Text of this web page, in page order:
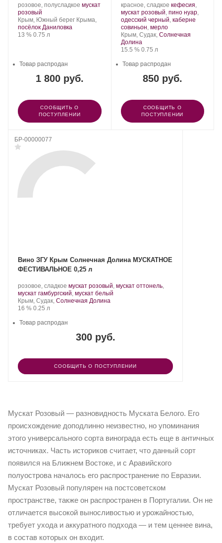
Производитель:
Шато
Ай-
Даниль.
розовое, полусладкое .
винограда:
мускат
розовый
Регион:
Крым, Южный берег Крыма,
посёлок Даниловка
Крепость
13 %. Объем
0.75 л
1 800 руб.
Товар распродан
СООБЩИТЬ О
ПОСТУПЛЕНИИ
Производитель:
Солнечная
Долина.
красное, сладкое .
Сорт
винограда:
кефесия,
мускат розовый, пино нуар,
одесский черный, каберне
совиньон, мерло.
Регион:
Крым, Судак, Солнечная
Долина
Крепость
15.5 %. Объем
0.75 л
850 руб.
Товар распродан
СООБЩИТЬ О
ПОСТУПЛЕНИИ
БР-00000077
Вино ЗГУ Крым Солнечная Долина МУСКАТНОЕ
ФЕСТИВАЛЬНОЕ 0,25 л
Производитель:
Солнечная
Долина.
розовое, сладкое .
Сорт
винограда:
мускат розовый, мускат оттонель,
мускат гамбургский, мускат белый
Регион:
Крым, Судак, Солнечная Долина
Крепость
16 %. Объем
0.25 л
300 руб.
Товар распродан
СООБЩИТЬ О ПОСТУПЛЕНИИ
Мускат Розовый — разновидность Муската Белого. Его
происхождение доподлинно неизвестно, но упоминания
этого универсального сорта винограда есть еще в античных
источниках. Часть историков считает, что данный сорт
появился на Ближнем Востоке, и с Аравийского
полуострова началось его распространение по Евразии.
Мускат Розовый популярен на постсоветском
пространстве, также он распространен в Португалии. Он не
отличается высокой выносливостью и урожайностью,
требует ухода и аккуратного подхода — и тем ценнее вина,
в состав которых он входит.